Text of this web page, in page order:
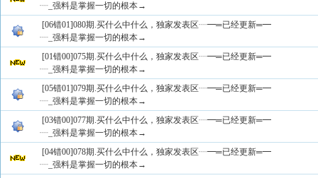
┈_强料是掌握一切的根本→
[06错01]080期.买什么中什么，独家发表区┈━═已经更新═━
┈_强料是掌握一切的根本→
[01错00]075期.买什么中什么，独家发表区┈━═已经更新═━
┈_强料是掌握一切的根本→
[05错01]079期.买什么中什么，独家发表区┈━═已经更新═━
┈_强料是掌握一切的根本→
[03错00]077期.买什么中什么，独家发表区┈━═已经更新═━
┈_强料是掌握一切的根本→
[04错00]078期.买什么中什么，独家发表区┈━═已经更新═━
┈_强料是掌握一切的根本→